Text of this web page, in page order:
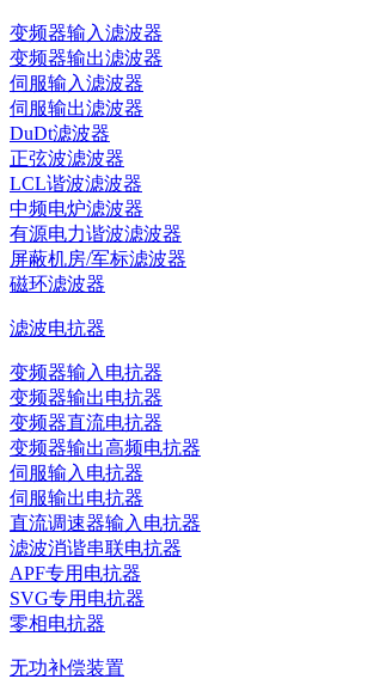
变频器输入滤波器
变频器输出滤波器
伺服输入滤波器
伺服输出滤波器
DuDt滤波器
正弦波滤波器
LCL谐波滤波器
中频电炉滤波器
有源电力谐波滤波器
屏蔽机房/军标滤波器
磁环滤波器
滤波电抗器
变频器输入电抗器
变频器输出电抗器
变频器直流电抗器
变频器输出高频电抗器
伺服输入电抗器
伺服输出电抗器
直流调速器输入电抗器
滤波消谐串联电抗器
APF专用电抗器
SVG专用电抗器
零相电抗器
无功补偿装置